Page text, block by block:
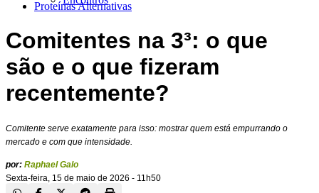
Proteínas Alternativas
Comitentes na 3³: o que
são e o que fizeram
recentemente?
Comitente serve exatamente para isso: mostrar quem está empurrando o
mercado e com que intensidade.
por: Raphael Galo
Sexta-feira, 15 de maio de 2026 - 11h50